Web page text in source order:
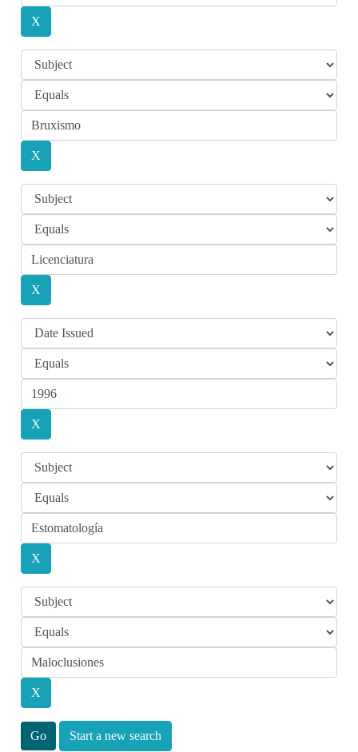
Start a new search